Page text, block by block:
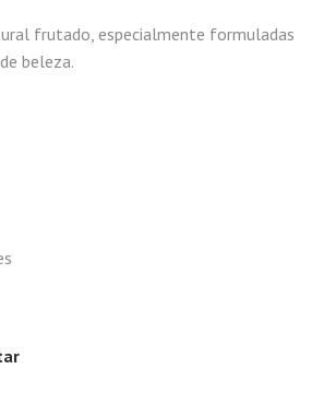
frutado, especialmente formuladas
beleza.